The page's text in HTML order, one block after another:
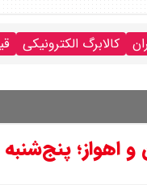
کالابرگ الکترونیکی
۲۱ فروردین ۱۴۰۴